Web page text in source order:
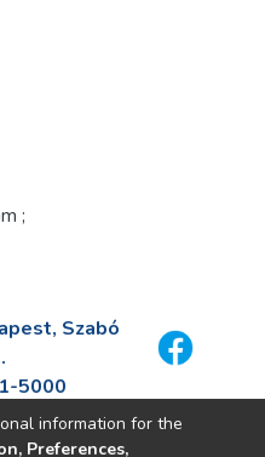
;
Szabó
5000
information for the
Preferences,